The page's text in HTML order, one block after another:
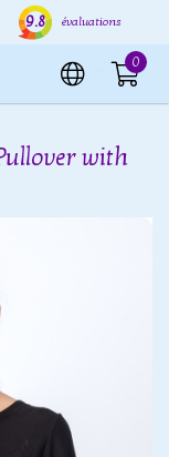
UE
9.8 évaluations
0
with